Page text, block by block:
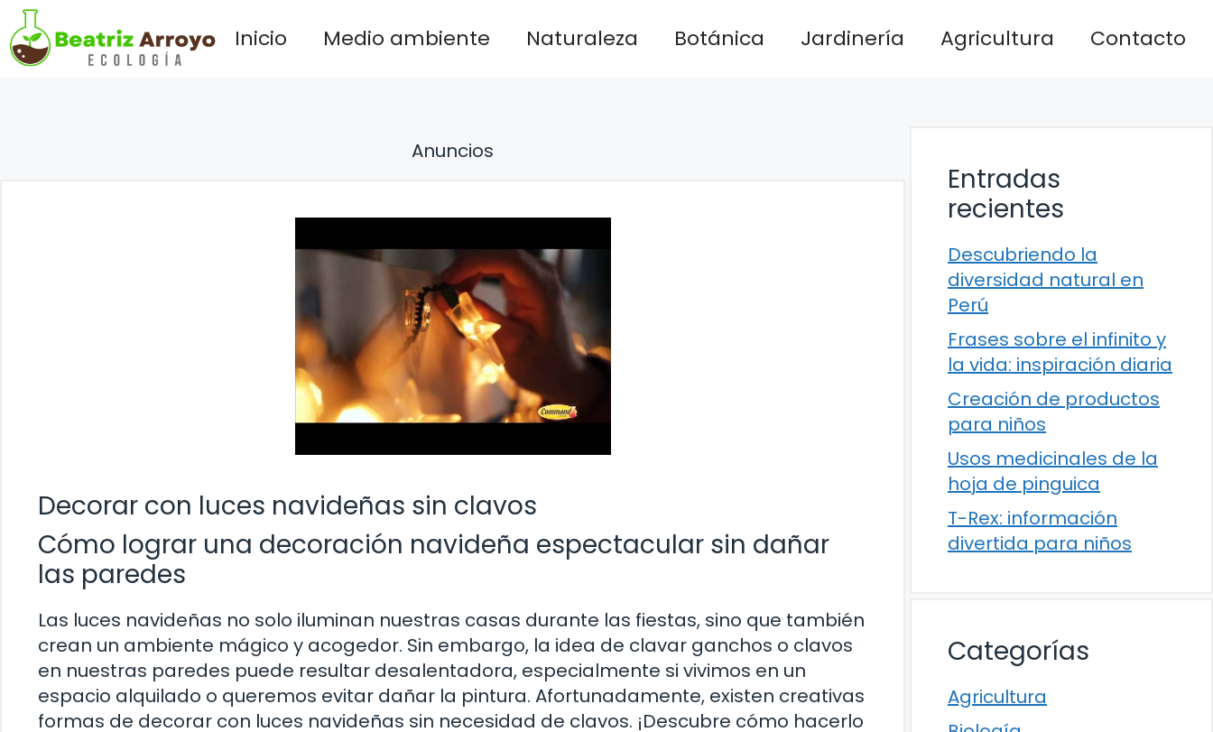
Saltar
al
contenido
Inicio Medio ambiente Naturaleza Botánica Jardinería Agricultura Contacto
Anuncios
Decorar con luces navideñas sin clavos
Cómo lograr una decoración navideña espectacular sin dañar
las paredes
Las luces navideñas no solo iluminan nuestras casas durante las fiestas, sino que también
crean un ambiente mágico y acogedor. Sin embargo, la idea de clavar ganchos o clavos
en nuestras paredes puede resultar desalentadora, especialmente si vivimos en un
espacio alquilado o queremos evitar dañar la pintura. Afortunadamente, existen creativas
formas de decorar con luces navideñas sin necesidad de clavos. ¡Descubre cómo hacerlo
Entradas
recientes
Descubriendo la
diversidad natural en
Perú
Frases sobre el infinito y
la vida: inspiración diaria
Creación de productos
para niños
Usos medicinales de la
hoja de pinguica
T-Rex: información
divertida para niños
Categorías
Agricultura